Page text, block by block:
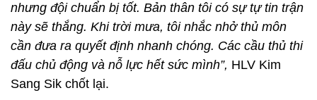
nhưng đội chuẩn bị tốt. Bản thân tôi có sự tự tin trận
này sẽ thắng. Khi trời mưa, tôi nhắc nhở thủ môn
cần đưa ra quyết định nhanh chóng. Các cầu thủ thi
đấu chủ động và nỗ lực hết sức mình”, HLV Kim
Sang Sik chốt lại.